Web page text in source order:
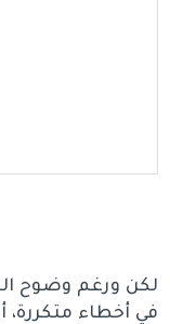
لكن ورغم وضوح
في أخطاء متكررة،